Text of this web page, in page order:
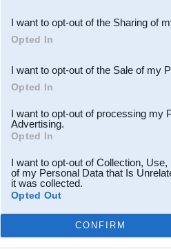
Downstream Participants
third parties.
I want to opt-out of the Sharing of
Opted In
I want to opt-out of the Sale of my
Opted In
I want to opt-out of processing my
Advertising.
Opted In
I want to opt-out of Collection,
of my Personal Data that Is
it was collected.
Opted Out
CONFIRM